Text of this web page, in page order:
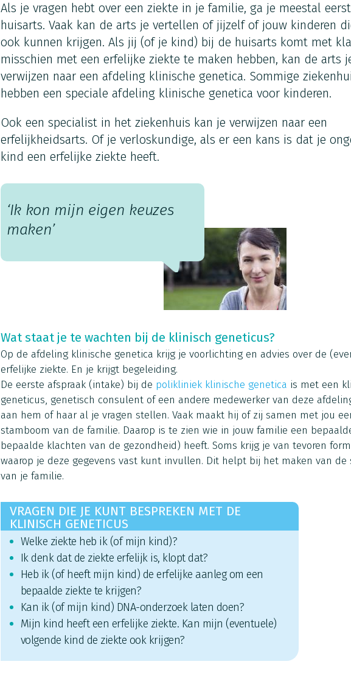
Als je vragen hebt over een ziekte in je familie, ga je meestal
huisarts. Vaak kan de arts je vertellen of jijzelf of jouw kinderen
ook kunnen krijgen. Als jij (of je kind) bij de huisarts komt met
misschien met een erfelijke ziekte te maken hebben, kan de arts
verwijzen naar een afdeling klinische genetica. Sommige
hebben een speciale afdeling klinische genetica voor kinderen.
Ook een specialist in het ziekenhuis kan je verwijzen naar een
erfelijkheidsarts. Of je verloskundige, als er een kans is dat je
kind een erfelijke ziekte heeft.
‘Ik kon mijn eigen keuzes
maken’
Wat staat je te wachten bij de klinisch geneticus?
Op de afdeling klinische genetica krijg je voorlichting en advies over de
erfelijke ziekte. En je krijgt begeleiding.
De eerste afspraak (intake) bij de polikliniek klinische genetica is met een
geneticus, genetisch consulent of een andere medewerker van deze
aan hem of haar al je vragen stellen. Vaak maakt hij of zij samen met jou
stamboom van de familie. Daarop is te zien wie in jouw familie een
bepaalde klachten van de gezondheid) heeft. Soms krijg je van tevoren
waarop je deze gegevens vast kunt invullen. Dit helpt bij het maken van de
van je familie.
VRAGEN DIE JE KUNT BESPREKEN MET DE
KLINISCH GENETICUS
Welke ziekte heb ik (of mijn kind)?
Ik denk dat de ziekte erfelijk is, klopt dat?
Heb ik (of heeft mijn kind) de erfelijke aanleg om een
bepaalde ziekte te krijgen?
Kan ik (of mijn kind) DNA-onderzoek laten doen?
Mijn kind heeft een erfelijke ziekte. Kan mijn (eventuele)
volgende kind de ziekte ook krijgen?